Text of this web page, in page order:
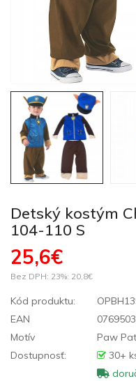
Detský kostým
104-110 S
25,6€
Bez DPH: 23%: 20,8€
Kód produktu:
EAN
Motív
Paw
Dostupnosť:
30+